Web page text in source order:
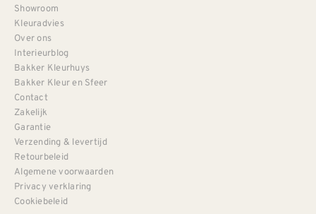
Showroom
Kleuradvies
Over ons
Interieurblog
Bakker Kleurhuys
Bakker Kleur en Sfeer
Contact
Zakelijk
Garantie
Verzending & levertijd
Retourbeleid
Algemene voorwaarden
Privacy verklaring
Cookiebeleid